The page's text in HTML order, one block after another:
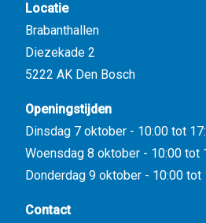
Locatie
Brabanthallen
Diezekade 2
5222 AK Den Bosch
Openingstijden
Dinsdag 7 oktober - 10:00 tot
Woensdag 8 oktober - 10:00 tot
Donderdag 9 oktober - 10:00 tot
Contact